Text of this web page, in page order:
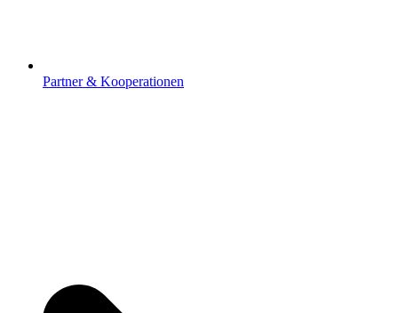
Partner & Kooperationen